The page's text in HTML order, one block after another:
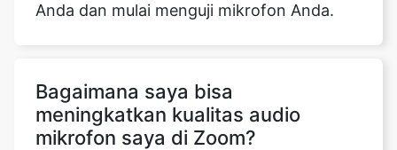
Anda dan mulai menguji mikrofon Anda.
Bagaimana saya bisa
meningkatkan kualitas audio
mikrofon saya di Zoom?